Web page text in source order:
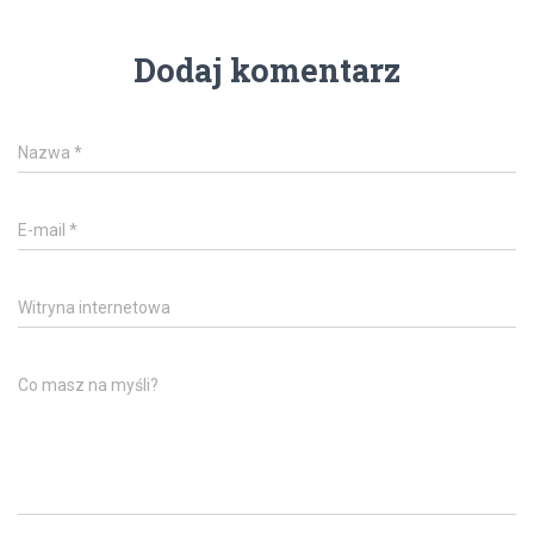
Dodaj komentarz
Nazwa *
E-mail *
Witryna internetowa
Co masz na myśli?